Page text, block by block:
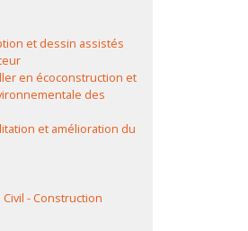
et dessin assistés
en écoconstruction et
des
et amélioration du
Civil - Construction